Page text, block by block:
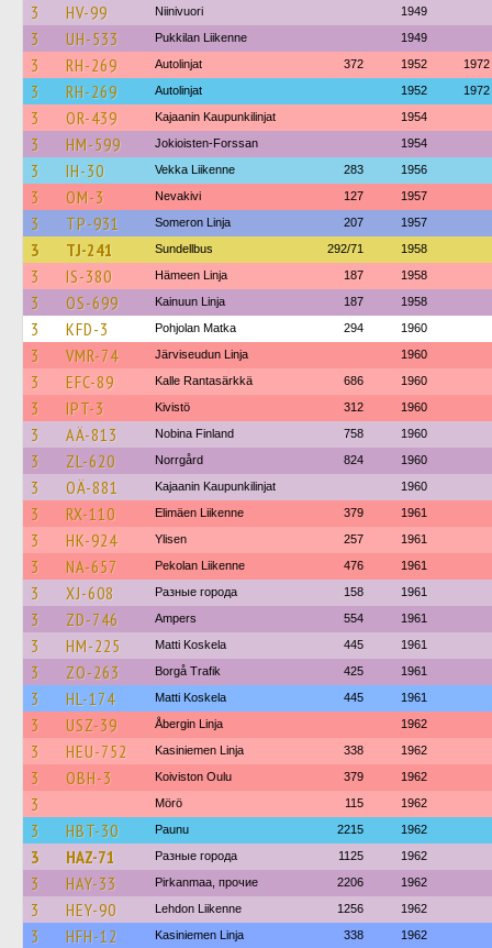
3 HV-99 Niinivuori 1949
3 UH-533 Pukkilan Liikenne 1949
3 RH-269 Autolinjat 372 1952 1972
3 RH-269 Autolinjat 1952 1972
3 OR-439 Kajaanin Kaupunkilinjat 1954
3 HM-599 Jokioisten-Forssan 1954
3 IH-30 Vekka Liikenne 283 1956
3 OM-3 Nevakivi 127 1957
3 TP-931 Someron Linja 207 1957
3 TJ-241 Sundellbus 292/71 1958
3 IS-380 Hämeen Linja 187 1958
3 OS-699 Kainuun Linja 187 1958
3 KFD-3 Pohjolan Matka 294 1960
3 VMR-74 Järviseudun Linja 1960
3 EFC-89 Kalle Rantasärkkä 686 1960
3 IPT-3 Kivistö 312 1960
3 AÄ-813 Nobina Finland 758 1960
3 ZL-620 Norrgård 824 1960
3 OÄ-881 Kajaanin Kaupunkilinjat 1960
3 RX-110 Elimäen Liikenne 379 1961
3 HK-924 Ylisen 257 1961
3 NA-657 Pekolan Liikenne 476 1961
3 XJ-608 Разные города 158 1961
3 ZD-746 Ampers 554 1961
3 HM-225 Matti Koskela 445 1961
3 ZO-263 Borgå Trafik 425 1961
3 HL-174 Matti Koskela 445 1961
3 USZ-39 Åbergin Linja 1962
3 HEU-752 Kasiniemen Linja 338 1962
3 OBH-3 Koiviston Oulu 379 1962
3 Mörö 115 1962
3 HBT-30 Paunu 2215 1962
3 HAZ-71 Разные города 1125 1962
3 HAY-33 Pirkanmaa, прочие 2206 1962
3 HEY-90 Lehdon Liikenne 1256 1962
3 HFH-12 Kasiniemen Linja 338 1962